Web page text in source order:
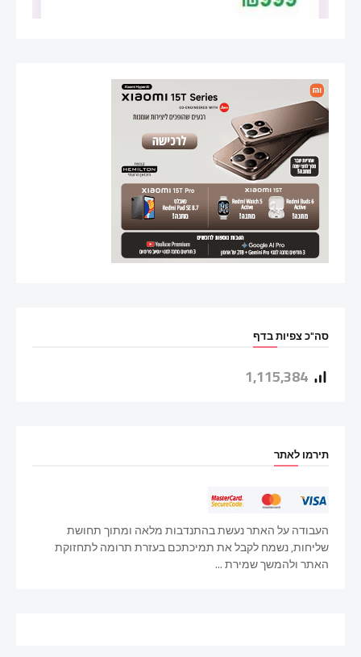
סה"כ צפיות בדף
1,115,384
תירמו לאתר
העבודה על האתר נעשת בהתנדבות מלאה ומתוך תחושת
שליחות, נשמח לקבל את תמיכתכם בעזרת תרומה לתחזוקת
האתר ולהמשך שמירת ...